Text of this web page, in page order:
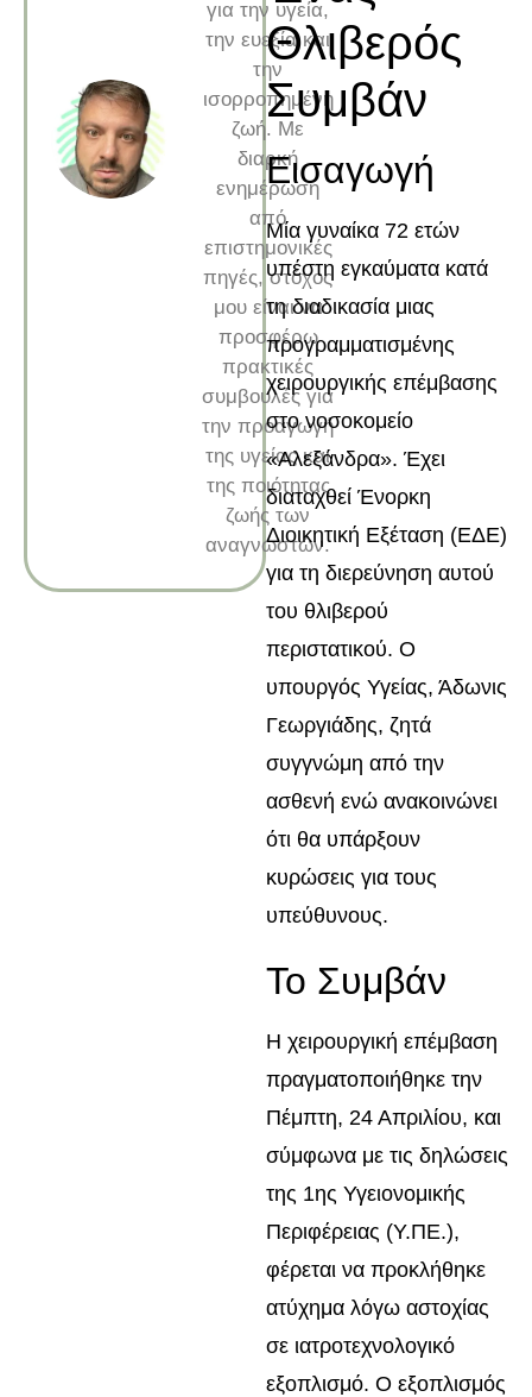
για την υγεία,
την ευεξία και
την
ισορροπημένη
ζωή. Με
διαρκή
ενημέρωση
από
επιστημονικές
πηγές, στόχος
μου είναι να
προσφέρω
πρακτικές
συμβουλές για
την προαγωγή
της υγείας και
της ποιότητας
ζωής των
αναγνωστών.
Θλιβερός
Συμβάν
Εισαγωγή
Μία γυναίκα 72 ετών
υπέστη εγκαύματα κατά
τη διαδικασία μιας
προγραμματισμένης
χειρουργικής επέμβασης
στο νοσοκομείο
«Αλεξάνδρα». Έχει
διαταχθεί Ένορκη
Διοικητική Εξέταση (ΕΔΕ)
για τη διερεύνηση αυτού
του θλιβερού
περιστατικού. Ο
υπουργός Υγείας, Άδωνις
Γεωργιάδης, ζητά
συγγνώμη από την
ασθενή ενώ ανακοινώνει
ότι θα υπάρξουν
κυρώσεις για τους
υπεύθυνους.
Το Συμβάν
Η χειρουργική επέμβαση
πραγματοποιήθηκε την
Πέμπτη, 24 Απριλίου, και
σύμφωνα με τις δηλώσεις
της 1ης Υγειονομικής
Περιφέρειας (Υ.ΠΕ.),
φέρεται να προκλήθηκε
ατύχημα λόγω αστοχίας
σε ιατροτεχνολογικό
εξοπλισμό. Ο εξοπλισμός